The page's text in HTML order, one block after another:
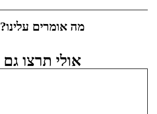
מה אומרים עלינו?
אולי תרצו גם